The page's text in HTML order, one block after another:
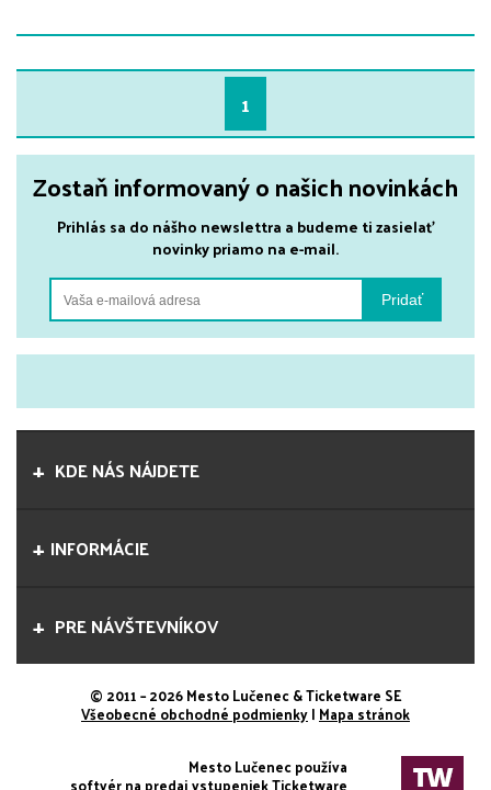
redukčného sanatória. Tri ženy, tri osudy,
humoru, ktorý vás rozosmeje, ale aj dojme. Do
redukčného sanatória si prichádzajú zlepšiť
postavu tri ženy. Dámy majú zrejme pár kíl
navyše, ale v živote im aj čosi chýba – možno
tolerancia, vzdelanie a láska. Štyrom
herečkám, ktoré patria k najlepším komičkám
na Slovensku, sekunduje Viktor Horján. Cez
vtipné príbehy protagonistiek sa postupne
odhaľujú ich životy a problémy doby v ktorej
žijeme. Skvelé herecké výkony sú zárukou
toho, že zaručene dostanete plnotučnú dávku
humoru a z divadla budete odchádzať ľahší o
1
Zostaň informovaný o našich novinkách
Prihlás sa do nášho newslettra a budeme ti zasielať
novinky priamo na e-mail.
Pridať
KDE NÁS NÁJDETE
INFORMÁCIE
PRE NÁVŠTEVNÍKOV
© 2011 – 2026 Mesto Lučenec & Ticketware SE
Všeobecné obchodné podmienky| Mapa stránok
Mesto Lučenec používa